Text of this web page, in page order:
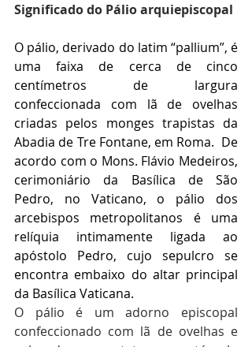
Significado do Pálio arquiepiscopal
O pálio, derivado do latim “pallium”, é
uma faixa de cerca de cinco
centímetros de largura
confeccionada com lã de ovelhas
criadas pelos monges trapistas da
Abadia de Tre Fontane, em Roma.  De
acordo com o Mons. Flávio Medeiros,
cerimoniário da Basílica de São
Pedro, no Vaticano, o pálio dos
arcebispos metropolitanos é uma
relíquia intimamente ligada ao
apóstolo Pedro, cujo sepulcro se
encontra embaixo do altar principal
da Basílica Vaticana.
O pálio é um adorno episcopal
confeccionado com lã de ovelhas e